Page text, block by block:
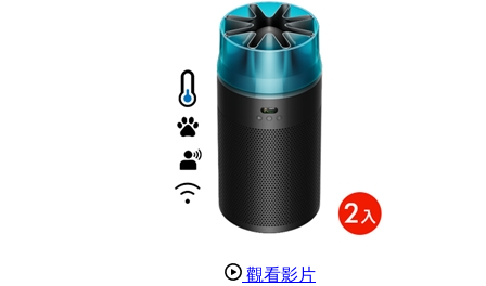
觀看影片